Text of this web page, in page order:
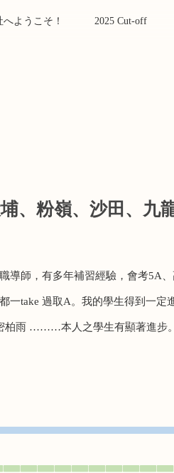
ようこそ！ 2025 Cut-off
、粉嶺、沙田、九
導師，有多年補習經驗，會考5A
一take過取A。我的學生得到一定
柏雨 ………本人之學生有顯著進步